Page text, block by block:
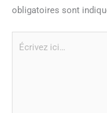
obligatoires sont